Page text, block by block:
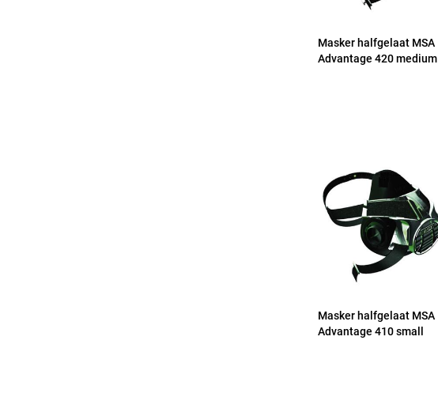
Masker halfgelaat MSA
Advantage 420 medium
Masker halfgelaat MSA
Advantage 410 small